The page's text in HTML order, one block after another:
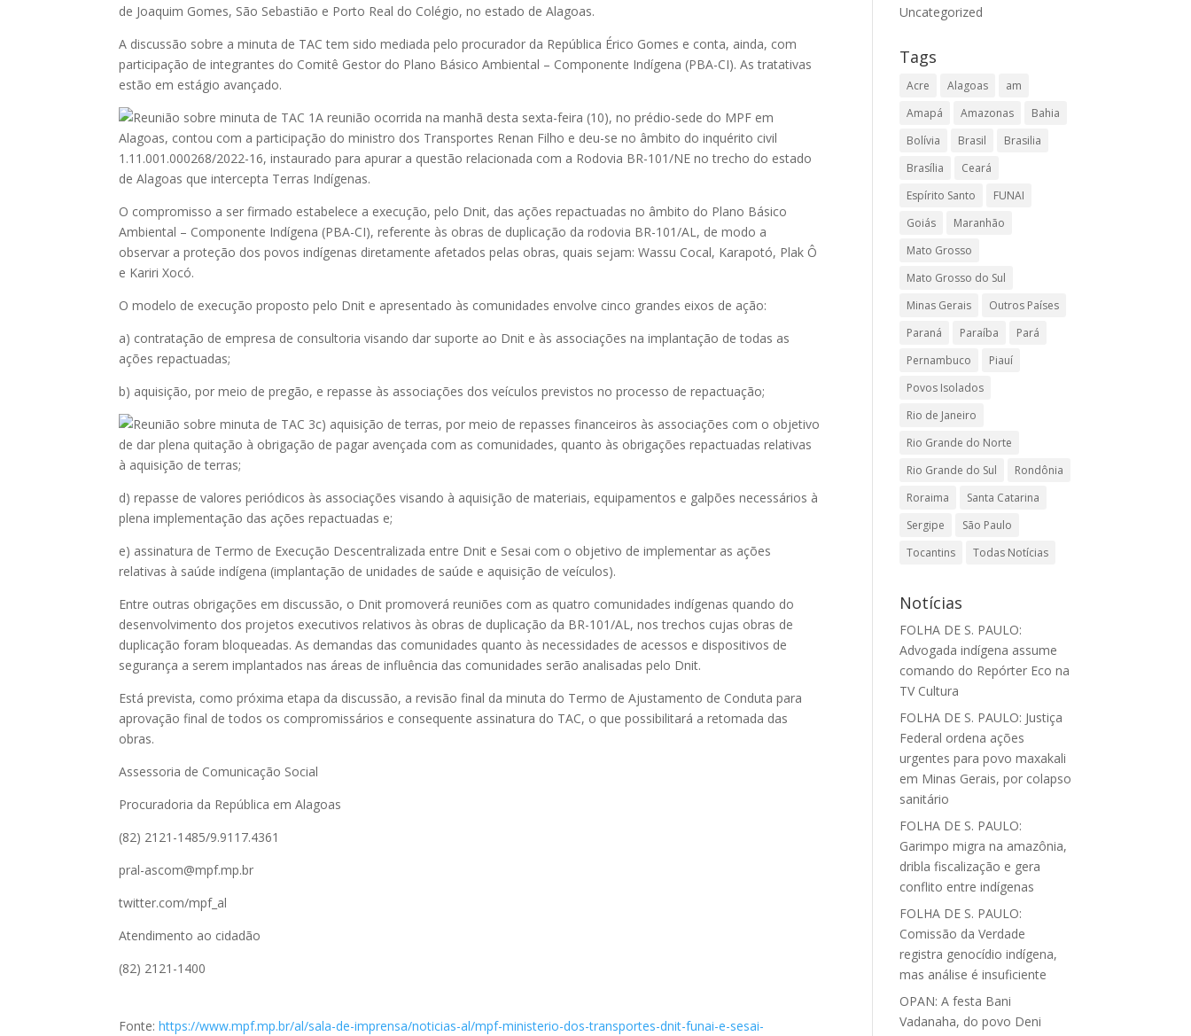
de Joaquim Gomes, São Sebastião e Porto Real do Colégio, no estado de Alagoas.
A discussão sobre a minuta de TAC tem sido mediada pelo procurador da República Érico Gomes e conta, ainda, com
participação de integrantes do Comitê Gestor do Plano Básico Ambiental – Componente Indígena (PBA-CI). As tratativas
estão em estágio avançado.
A reunião ocorrida na manhã desta sexta-feira (10), no prédio-sede do MPF em
Alagoas, contou com a participação do ministro dos Transportes Renan Filho e deu-se no âmbito do inquérito civil
1.11.001.000268/2022-16, instaurado para apurar a questão relacionada com a Rodovia BR-101/NE no trecho do estado
de Alagoas que intercepta Terras Indígenas.
O compromisso a ser firmado estabelece a execução, pelo Dnit, das ações repactuadas no âmbito do Plano Básico
Ambiental – Componente Indígena (PBA-CI), referente às obras de duplicação da rodovia BR-101/AL, de modo a
observar a proteção dos povos indígenas diretamente afetados pelas obras, quais sejam: Wassu Cocal, Karapotó, Plak Ô
e Kariri Xocó.
O modelo de execução proposto pelo Dnit e apresentado às comunidades envolve cinco grandes eixos de ação:
a) contratação de empresa de consultoria visando dar suporte ao Dnit e às associações na implantação de todas as
ações repactuadas;
b) aquisição, por meio de pregão, e repasse às associações dos veículos previstos no processo de repactuação;
c) aquisição de terras, por meio de repasses financeiros às associações com o objetivo
de dar plena quitação à obrigação de pagar avençada com as comunidades, quanto às obrigações repactuadas relativas
à aquisição de terras;
d) repasse de valores periódicos às associações visando à aquisição de materiais, equipamentos e galpões necessários à
plena implementação das ações repactuadas e;
e) assinatura de Termo de Execução Descentralizada entre Dnit e Sesai com o objetivo de implementar as ações
relativas à saúde indígena (implantação de unidades de saúde e aquisição de veículos).
Entre outras obrigações em discussão, o Dnit promoverá reuniões com as quatro comunidades indígenas quando do
desenvolvimento dos projetos executivos relativos às obras de duplicação da BR-101/AL, nos trechos cujas obras de
duplicação foram bloqueadas. As demandas das comunidades quanto às necessidades de acessos e dispositivos de
segurança a serem implantados nas áreas de influência das comunidades serão analisadas pelo Dnit.
Está prevista, como próxima etapa da discussão, a revisão final da minuta do Termo de Ajustamento de Conduta para
aprovação final de todos os compromissários e consequente assinatura do TAC, o que possibilitará a retomada das
obras.
Assessoria de Comunicação Social
Procuradoria da República em Alagoas
(82) 2121-1485/9.9117.4361
pral-ascom@mpf.mp.br
twitter.com/mpf_al
Atendimento ao cidadão
(82) 2121-1400
Fonte:https://www.mpf.mp.br/al/sala-de-imprensa/noticias-al/mpf-ministerio-dos-transportes-dnit-funai-e-sesai-
Uncategorized
Tags
Acre Alagoas
am
Amapá
Amazonas
Bahia
Bolívia
Brasil
Brasilia
Brasília
Ceará
Espírito Santo
FUNAI
Goiás
Maranhão
Mato Grosso
Mato Grosso do Sul
Minas Gerais
Outros Países
Paraná
Paraíba
Pará
Pernambuco
Piauí
Povos Isolados
Rio de Janeiro
Rio Grande do Norte
Rio Grande do Sul
Rondônia
Roraima
Santa Catarina
Sergipe
São Paulo
Tocantins
Todas Notícias
Notícias
FOLHA DE S. PAULO:
Advogada indígena assume
comando do Repórter Eco na
TV Cultura
FOLHA DE S. PAULO: Justiça
Federal ordena ações
urgentes para povo maxakali
em Minas Gerais, por colapso
sanitário
FOLHA DE S. PAULO:
Garimpo migra na amazônia,
dribla fiscalização e gera
conflito entre indígenas
FOLHA DE S. PAULO:
Comissão da Verdade
registra genocídio indígena,
mas análise é insuficiente
OPAN: A festa Bani
Vadanaha, do povo Deni